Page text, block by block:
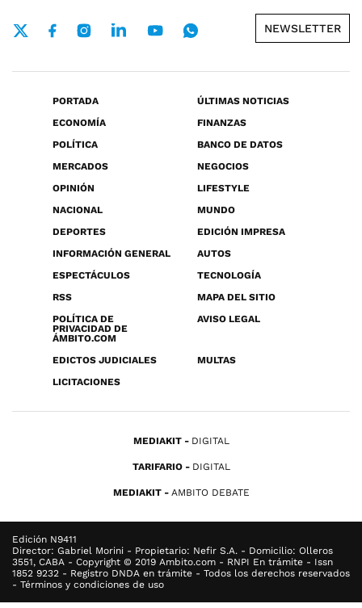
NEWSLETTER
PORTADA
ÚLTIMAS NOTICIAS
ECONOMÍA
FINANZAS
POLÍTICA
BANCO DE DATOS
MERCADOS
NEGOCIOS
OPINIÓN
LIFESTYLE
NACIONAL
MUNDO
DEPORTES
EDICIÓN IMPRESA
INFORMACIÓN GENERAL
AUTOS
ESPECTÁCULOS
TECNOLOGÍA
RSS
MAPA DEL SITIO
POLÍTICA DE
PRIVACIDAD DE
ÁMBITO.COM
AVISO LEGAL
EDICTOS JUDICIALES
MULTAS
LICITACIONES
MEDIAKIT DIGITAL
TARIFARIO DIGITAL
MEDIAKIT AMBITO DEBATE
Edición N9411
Director: Gabriel Morini - Propietario: Nefir S.A. - Domicilio: Olleros
3551, CABA - Copyright © 2019 Ambito.com - RNPI En trámite - Issn
1852 9232 - Registro DNDA en trámite - Todos los derechos reservados
- Términos y condiciones de uso